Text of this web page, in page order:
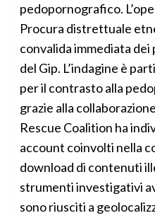
pedopornografico.
Procura distrettuale
convalida immediata
del Gip. L’indagine è
per il contrasto alla
grazie alla
Rescue Coalition ha
account coinvolti nella
download di contenuti
strumenti investigativi
sono riusciti a